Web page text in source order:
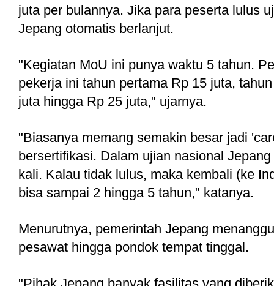
juta per bulannya. Jika para peserta lulus
Jepang otomatis berlanjut.
"Kegiatan MoU ini punya waktu 5 tahun.
pekerja ini tahun pertama Rp 15 juta,
juta hingga Rp 25 juta," ujarnya.
"Biasanya memang semakin besar jadi
bersertifikasi. Dalam ujian nasional
kali. Kalau tidak lulus, maka kembali (ke
bisa sampai 2 hingga 5 tahun," katanya.
Menurutnya, pemerintah Jepang
pesawat hingga pondok tempat tinggal.